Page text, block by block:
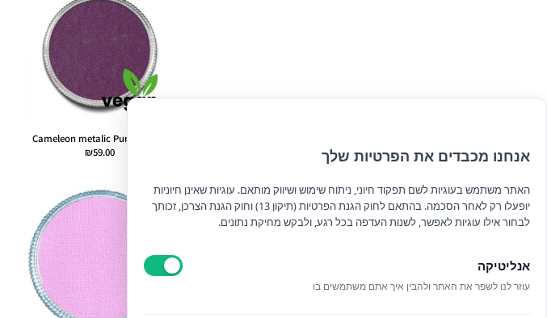
Cameleon metalic Purple Heart
₪59.00 אנחנו מכבדים את הפרטיות שלך
האתר משתמש בעוגיות לשם תפקוד חיוני, ניתוח שימוש ושיווק מותאם. עוגיות שאינן חיוניות
יופעלו רק לאחר הסכמה. בהתאם לחוק הגנת הפרטיות (תיקון 13) וחוק הגנת הצרכן, זכותך
לבחור אילו עוגיות לאפשר, לשנות העדפה בכל רגע, ולבקש מחיקת נתונים.
אנליטיקה
עוזר לנו לשפר את האתר ולהבין איך אתם משתמשים בו